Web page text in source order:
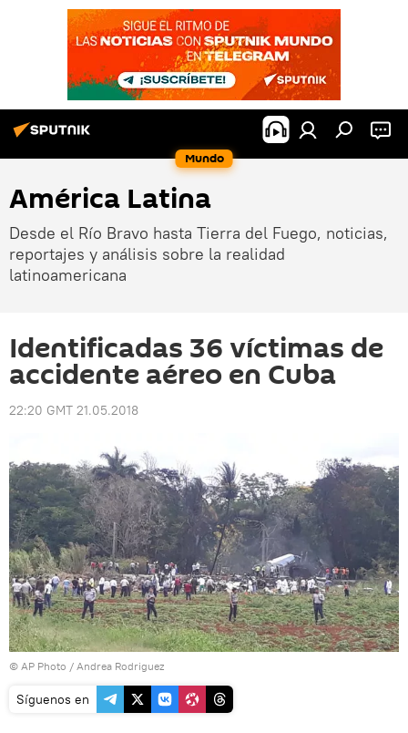
Mundo
América Latina
Desde el Río Bravo hasta Tierra del Fuego, noticias,
reportajes y análisis sobre la realidad
latinoamericana
Identificadas 36 víctimas de
accidente aéreo en Cuba
22:20 GMT 21.05.2018
© AP Photo / Andrea Rodriguez
Síguenos en